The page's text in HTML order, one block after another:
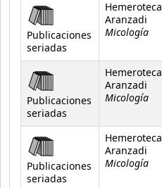
Publicaciones
seriadas
Hemeroteca
Aranzadi
Micología
Publicaciones
seriadas
Hemeroteca
Aranzadi
Micología
Publicaciones
seriadas
Hemeroteca
Aranzadi
Micología